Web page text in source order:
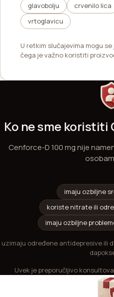
glavobolju crvenilo lica
vrtoglavicu
U retkim slučajevima mogu
čega je važno koristiti
Ko ne sme koristiti
Cenforce-D 100 mg nije
imaju ozbiljne
koriste nitrate ili
imaju ozbiljne
uzimaju određene antidepresive ili
Uvek je preporučljivo